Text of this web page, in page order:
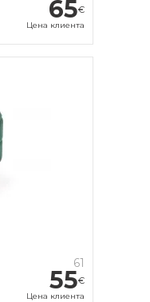
65€
Цена клиента
61
55€
Цена клиента